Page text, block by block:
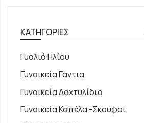
ΚΑΤΗΓΟΡΊΕΣ
Γυαλιά Ηλίου
Γυναικεία Γάντια
Γυναικεία Δαχτυλίδια
Γυναικεία Καπέλα -Σκούφοι